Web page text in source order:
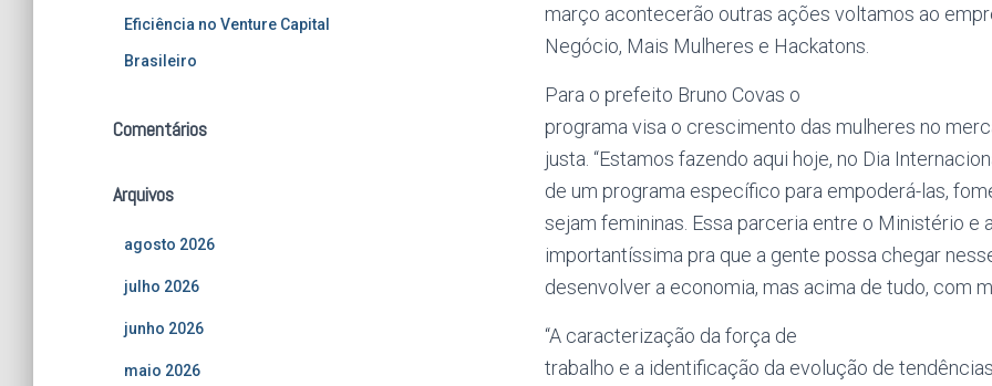
Eficiência no Venture Capital
Brasileiro
Comentários
Arquivos
agosto 2026
julho 2026
junho 2026
maio 2026
março acontecerão outras ações voltamos ao
Negócio, Mais Mulheres e Hackatons.
Para o prefeito Bruno Covas o
programa visa o crescimento das mulheres no
justa. “Estamos fazendo aqui hoje, no Dia
de um programa específico para empoderá-las,
sejam femininas. Essa parceria entre o Ministério e
importantíssima pra que a gente possa chegar
desenvolver a economia, mas acima de tudo, com
“A caracterização da força de
trabalho e a identificação da evolução de